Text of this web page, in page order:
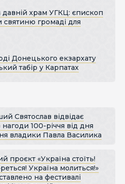
храм УГКЦ: єпископ
святиню громаді для
Донецького екзархату
табір у Карпатах
Святослав відвідає
100-річчя від дня
владики Павла Василика
проєкт «Україна стоїть!
Україна молиться!»
на фестивалі